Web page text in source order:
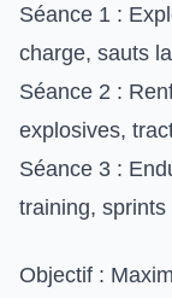
Séance 1 :
charge, sauts
Séance 2 :
explosives,
Séance 3 :
training, sprints
Objectif :